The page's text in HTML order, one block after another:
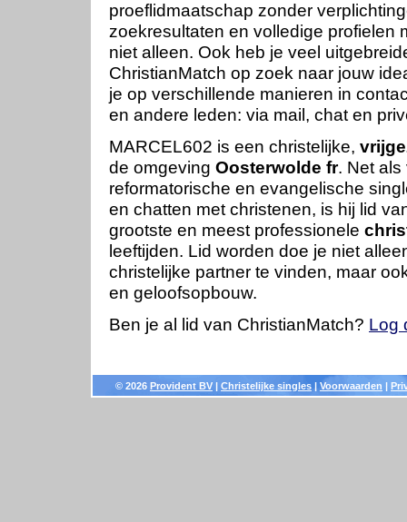
proeflidmaatschap zonder
zoekresultaten en volledige profielen
niet alleen. Ook heb je veel
ChristianMatch op zoek naar jouw
je op verschillende manieren in
en andere leden: via mail, chat en
MARCEL602 is een christelijke,
de omgeving Oosterwolde fr. Net als
reformatorische en evangelische
en chatten met christenen, is hij lid
grootste en meest professionele
leeftijden. Lid worden doe je niet
christelijke partner te vinden, maar
en geloofsopbouw.
Ben je al lid van ChristianMatch? Log
© 2026 Provident BV | Christelijke singles | Voorwaarden |